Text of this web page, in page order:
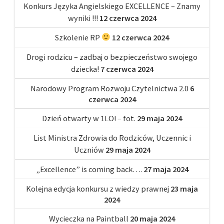
Konkurs Języka Angielskiego EXCELLENCE – Znamy
wyniki !!! 12 czerwca 2024
Szkolenie RP
12 czerwca 2024
Drogi rodzicu – zadbaj o bezpieczeństwo swojego
dziecka! 7 czerwca 2024
Narodowy Program Rozwoju Czytelnictwa 2.0 6
czerwca 2024
Dzień otwarty w 1LO! – fot. 29 maja 2024
List Ministra Zdrowia do Rodziców, Uczennic i
Uczniów 29 maja 2024
„Excellence” is coming back…. 27 maja 2024
Kolejna edycja konkursu z wiedzy prawnej 23 maja
2024
Wycieczka na Paintball 20 maja 2024